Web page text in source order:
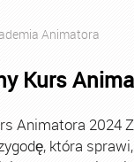
Animatora
Kurs
Animatora 2024
która